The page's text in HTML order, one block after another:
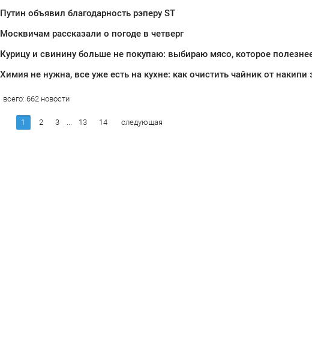
Путин объявил благодарность рэперу ST
Москвичам рассказали о погоде в четверг
всего: 662 новости
1 2 3 ... 13 14 следующая